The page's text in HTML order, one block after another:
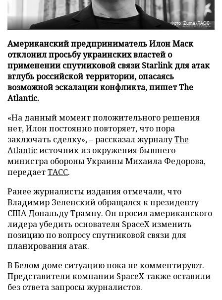
Фото: Zuma/ТАСС
Американский предприниматель Илон Маск
отклонил просьбу украинских властей о
применении спутниковой связи Starlink для атак
вглубь российской территории, опасаясь
возможной эскалации конфликта, пишет The
Atlantic.
«На данный момент положительного решения
нет, Илон постоянно повторяет, что пора
заключать сделку», – рассказал журналуThe
Atlanticисточник из окружения бывшего
министра обороны Украины Михаила Федорова,
передаетТАСС.
Ранее журналисты издания отмечали, что
Владимир Зеленский обращался к президенту
США Дональду Трампу. Он просил американского
лидера убедить основателя SpaceX изменить
позицию по вопросу спутниковой связи для
планирования атак.
В Белом доме ситуацию пока не комментируют.
Представители компании SpaceX также оставили
без ответа запросы журналистов.